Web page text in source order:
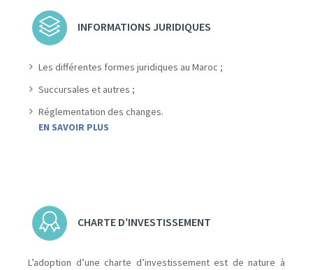
INFORMATIONS JURIDIQUES
Les différentes formes juridiques au Maroc ;
Succursales et autres ;
Réglementation des changes.
EN SAVOIR PLUS
CHARTE D′INVESTISSEMENT
L’adoption d’une charte d’investissement est de nature à